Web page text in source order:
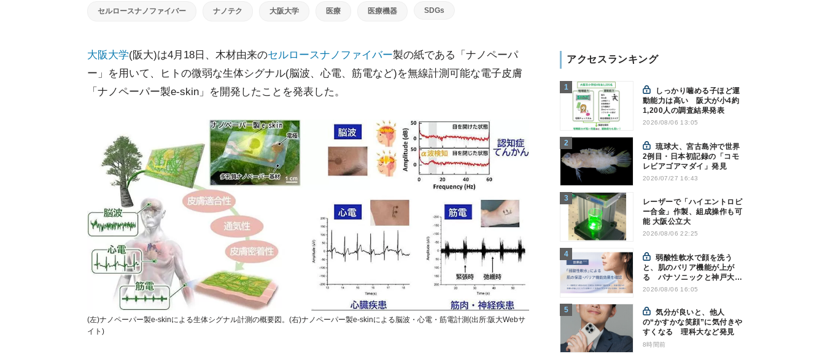
セルロースナノファイバー ナノテク 大阪大学 医療 医療機器 SDGs
大阪大学(阪大)は4月18日、木材由来のセルロースナノファイバー製の紙である「ナノペーパ
ー」を用いて、ヒトの微弱な生体シグナル(脳波、心電、筋電など)を無線計測可能な電子皮膚
「ナノペーパー製e-skin」を開発したことを発表した。
(左)ナノペーパー製e-skinによる生体シグナル計測の概要図。(右)ナノペーパー製e-skinによる脳波・心電・筋電計測(出所:阪大Webサ
イト)
アクセスランキング
動能力は高い 阪大が小4約
1,200人の調査結果発表
2026/08/06 13:05
琉球大、宮古島沖で世界
2例目・日本初記録の「コモ
レビアゴアマダイ」発見
2026/07/27 16:43
レーザーで「ハイエントロピ
ー合金」作製、組成操作も可
能 大阪公立大
2026/08/06 22:25
弱酸性軟水で顔を洗う
と、肌のバリア機能が上が
る パナソニックと神戸大が
確認
2026/08/06 16:05
気分が良いと、他人
の“かすかな笑顔”に気付きや
すくなる 理科大など発見
8時間前